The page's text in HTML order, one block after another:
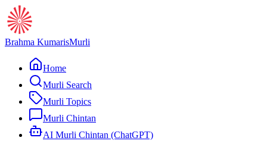
Brahma KumarisMurli
Home
Murli Search
Murli Topics
Murli Chintan
AI Murli Chintan (ChatGPT)